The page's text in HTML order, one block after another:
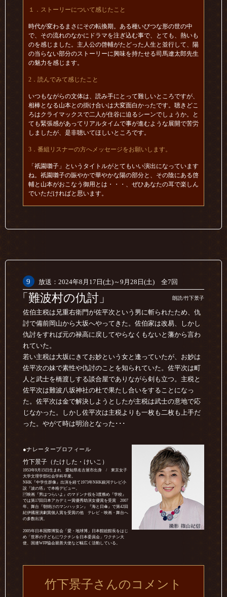
１．ストーリーについて感じたこと
時代が変わるまさにその転換期。ある種いびつな形の世の中
で、その流れのなかにドラマを注ぎ込む事で、とても、熱いも
のを感じました。主人公の啓輔がたどった人生と並行して、陽
の当らない部分のストーリーに興味を持たせる司馬遼太郎先生
の魅力を感じます。
2．読んでみて感じたこと
いつもながらの文体は、読み手にとって難しいところですが、
相棒となる山本との掛け合いは大変面白かったです。聴きどこ
ろはクライマックスで二人が住谷に迫るシーンでしょうか。と
ても緊張感があってリアルタイムで事が進むような展開で苦労
しましたが、是非聴いてほしいところです。
3．番組リスナーの方へメッセージをお願いします。
「祇園囃子」というタイトルがとてもいい演出になっています
ね。祇園囃子の賑やかで華やかな陽の部分と、その陰にある啓
輔と山本がおこなう御用とは・・・、ぜひあなたの耳で楽しん
でいただければと思います。
9 放送：2024年8月17日(土)～9月28日(土) 全7回
「難波村の仇討」 朗読/竹下景子
佐伯主税は兄重右衛門が佐平次という男に斬られたため、仇
討で備前岡山から大坂へやってきた。佐伯家は改易、しかし
仇討をすれば元の禄高に戻してやらなくもないと藩から言わ
れていた。
若い主税は大坂にきてお妙という女と逢っていたが、お妙は
佐平次の妹で素性や仇討のことを知られていた。佐平次は町
人と武士を橋渡しする談合屋でありながら剣も立つ。主税と
佐平次は難波八坂神社の杜で果たし合いをすることになっ
た。佐平次は金で解決しようとしたが主税は武士の意地で応
じなかった。しかし佐平次は主税よりも一枚も二枚も上手だ
った。やがて時は明治となった･･･
●ナレータープロフィール
竹下景子（たけした・けいこ）
1953年9月15日生まれ 愛知県名古屋市出身 / 東京女子
大学文理学部社会学科卒業。
NHK『中学生群像』出演を経て1973年NHK銀河テレビ小
説『波の塔』で本格デビュー。
映画『男はつらいよ』のマドンナ役を3度務め『学校』
では第17回日本アカデミー賞優秀助演女優賞を受賞 2007
年、舞台『朝焼けのマンハッタン』『海と日傘』で第42回
紀伊國屋演劇賞個人賞を受賞の他 テレビ・映画・舞台へ
の多数出演。
2005年日本国際博覧会「愛・地球博」日本館総館長をはじ
め「世界の子どもにワクチンを日本委員会」ワクチン大
使、国連WFP協会親善大使など幅広く活動している。
竹下景子さんのコメント